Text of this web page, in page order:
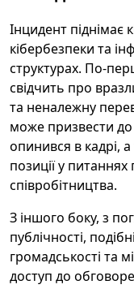
Інцидент
кібербезпеки та
структурах.
свідчить про
та неналежну
може призвести до
опинився в кадрі,
позиції у
співробітництва.
З іншого боку, з
публічності,
громадськості та
доступ до